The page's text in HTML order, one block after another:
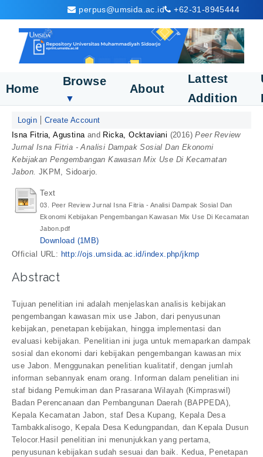
perpus@umsida.ac.id +62-31-8945444
Home
Browse
▼
About
Lattest
Addition
Login
Create Account
Isna Fitria, Agustinaand Ricka, Ocktaviani (2016)Peer Review
Jurnal Isna Fitria - Analisi Dampak Sosial Dan Ekonomi
Kebijakan Pengembangan Kawasan Mix Use Di Kecamatan
Jabon. JKPM, Sidoarjo.
Text
03. Peer Review Jurnal Isna Fitria - Analisi Dampak Sosial Dan
Ekonomi Kebijakan Pengembangan Kawasan Mix Use Di Kecamatan
Jabon.pdf
Download (1MB)
Official URL: http://ojs.umsida.ac.id/index.php/jkmp
Abstract
Tujuan penelitian ini adalah menjelaskan analisis kebijakan
pengembangan kawasan mix use Jabon, dari penyusunan
kebijakan, penetapan kebijakan, hingga implementasi dan
evaluasi kebijakan. Penelitian ini juga untuk memaparkan dampak
sosial dan ekonomi dari kebijakan pengembangan kawasan mix
use Jabon. Menggunakan penelitian kualitatif, dengan jumlah
informan sebannyak enam orang. Informan dalam penelitian ini
staf bidang Pemukiman dan Prasarana Wilayah (Kimpraswil)
Badan Perencanaan dan Pembangunan Daerah (BAPPEDA),
Kepala Kecamatan Jabon, staf Desa Kupang, Kepala Desa
Tambakkalisogo, Kepala Desa Kedungpandan, dan Kepala Dusun
Telocor.Hasil penelitian ini menunjukkan yang pertama,
penyusunan kebijakan sudah sesuai dan baik. Kedua, Penetapan